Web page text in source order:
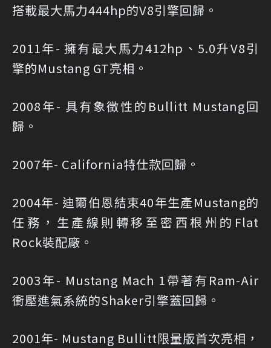
搭載最大馬力444hp的V8引擎回歸。
2011年- 擁有最大馬力412hp、5.0升V8引
擎的Mustang GT亮相。
2008年- 具有象徵性的Bullitt Mustang回
歸。
2007年- California特仕款回歸。
2004年- 迪爾伯恩結束40年生產Mustang的
任務，生產線則轉移至密西根州的Flat
Rock裝配廠。
2003年- Mustang Mach 1帶著有Ram-Air
衝壓進氣系統的Shaker引擎蓋回歸。
2001年- Mustang Bullitt限量版首次亮相，